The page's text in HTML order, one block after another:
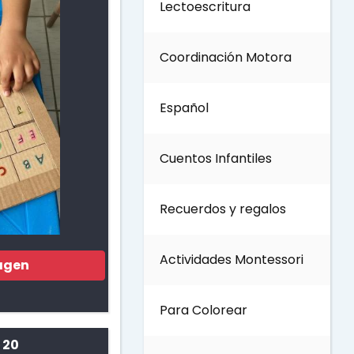
Día del Trabajo
Día de los Abuelos
Día del padre
Día del Maestro
Día internacional de los
Lectoescritura
Coordinación Motora
Español
Cuentos Infantiles
Recuerdos y regalos
Actividades Montessori
Para Colorear